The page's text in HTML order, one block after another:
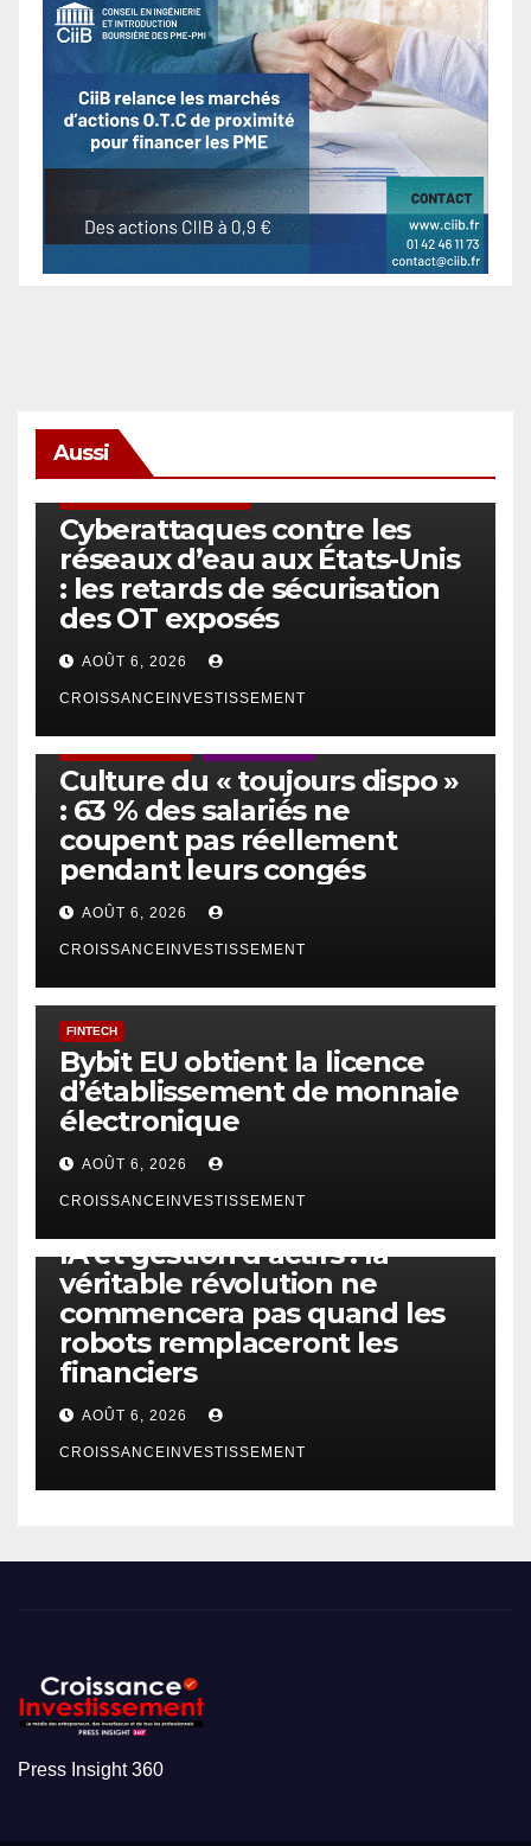
Aussi
Cyberattaques contre les
réseaux d’eau aux États-Unis
: les retards de sécurisation
des OT exposés
AOÛT 6, 2026
CROISSANCEINVESTISSEMENT
Culture du « toujours dispo »
: 63 % des salariés ne
coupent pas réellement
pendant leurs congés
AOÛT 6, 2026
CROISSANCEINVESTISSEMENT
FINTECH
Bybit EU obtient la licence
d’établissement de monnaie
électronique
AOÛT 6, 2026
CROISSANCEINVESTISSEMENT
IA et gestion d’actifs : la
véritable révolution ne
commencera pas quand les
robots remplaceront les
financiers
AOÛT 6, 2026
CROISSANCEINVESTISSEMENT
Press Insight 360